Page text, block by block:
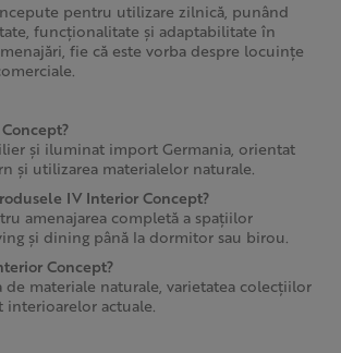
pentru utilizare zilnică, punând
funcționalitate și adaptabilitate în
fie că este vorba despre locuințe
și iluminat import Germania, orientat
și utilizarea materialelor naturale.
IV Interior Concept?
amenajarea completă a spațiilor
și dining până la dormitor sau birou.
Concept?
materiale naturale, varietatea colecțiilor
interioarelor actuale.